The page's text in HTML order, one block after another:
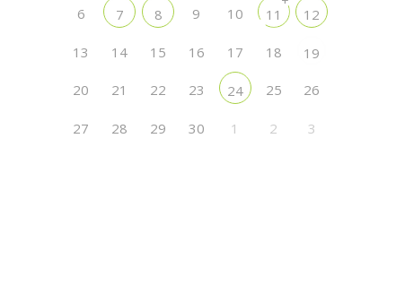
6 7 8 9 10 11 12
13 14 15 16 17 18 19
20 21 22 23 24 25 26
27 28 29 30 1 2 3